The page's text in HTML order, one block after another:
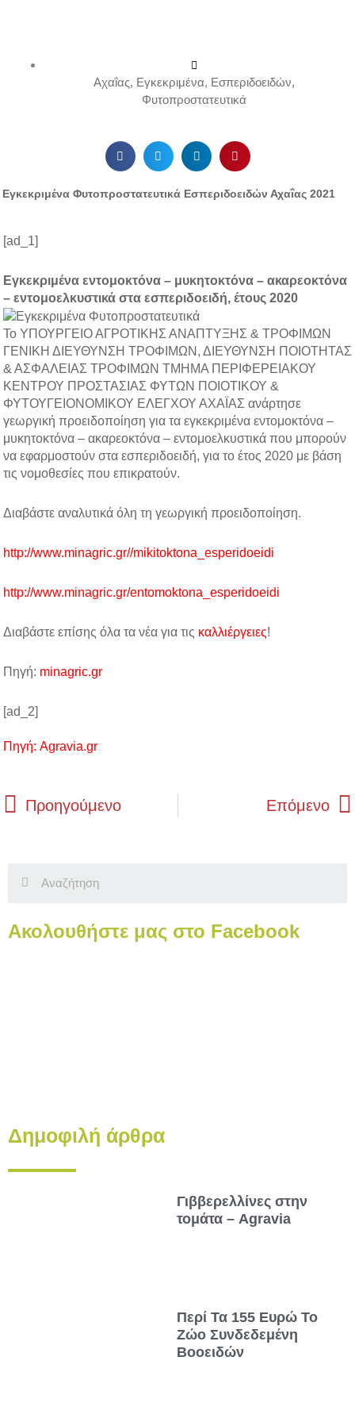
Αχαΐας, Εγκεκριμένα, Εσπεριδοειδών,
Φυτοπροστατευτικά
Εγκεκριμένα Φυτοπροστατευτικά Εσπεριδοειδών Αχαΐας 2021
[ad_1]
Εγκεκριμένα εντομοκτόνα – μυκητοκτόνα – ακαρεοκτόνα
– εντομοελκυστικά στα εσπεριδοειδή, έτους 2020
Το ΥΠΟΥΡΓΕΙΟ ΑΓΡΟΤΙΚΗΣ ΑΝΑΠΤΥΞΗΣ & ΤΡΟΦΙΜΩΝ
ΓΕΝΙΚΗ ΔΙΕΥΘΥΝΣΗ ΤΡΟΦΙΜΩΝ, ΔΙΕΥΘΥΝΣΗ ΠΟΙΟΤΗΤΑΣ
& ΑΣΦΑΛΕΙΑΣ ΤΡΟΦΙΜΩΝ ΤΜΗΜΑ ΠΕΡΙΦΕΡΕΙΑΚΟΥ
ΚΕΝΤΡΟΥ ΠΡΟΣΤΑΣΙΑΣ ΦΥΤΩΝ ΠΟΙΟΤΙΚΟΥ &
ΦΥΤΟΥΓΕΙΟΝΟΜΙΚΟΥ ΕΛΕΓΧΟΥ ΑΧΑΪΑΣ ανάρτησε
γεωργική προειδοποίηση για τα εγκεκριμένα εντομοκτόνα –
μυκητοκτόνα – ακαρεοκτόνα – εντομοελκυστικά που μπορούν
να εφαρμοστούν στα εσπεριδοειδή, για το έτος 2020 με βάση
τις νομοθεσίες που επικρατούν.
Διαβάστε αναλυτικά όλη τη γεωργική προειδοποίηση.
http://www.minagric.gr//mikitoktona_esperidoeidi
http://www.minagric.gr/entomoktona_esperidoeidi
Διαβάστε επίσης όλα τα νέα για τις καλλιέργειες!
Πηγή: minagric.gr
[ad_2]
Πηγή: Agravia.gr
Prev
Προηγούμενο Επόμενο
Ακολουθήστε μας στο Facebook
Δημοφιλή άρθρα
Γιββερελλίνες στην
τομάτα – Agravia
Περί Τα 155 Ευρώ Το
Ζώο Συνδεδεμένη
Βοοειδών